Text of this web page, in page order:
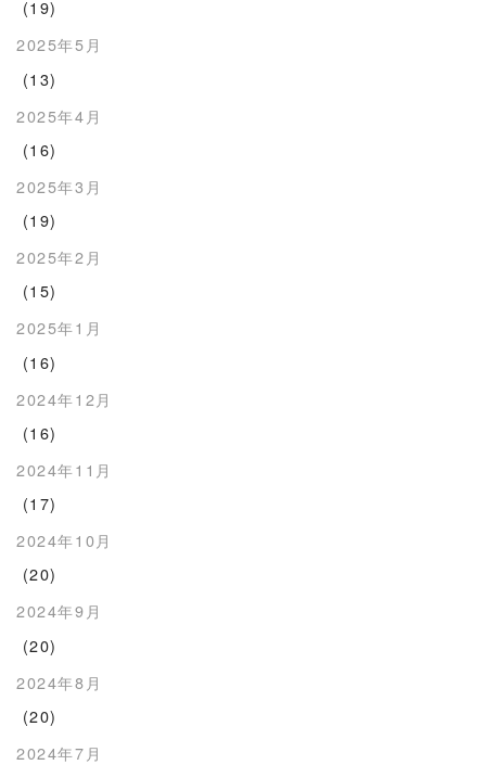
(19)
2025年5月
(13)
2025年4月
(16)
2025年3月
(19)
2025年2月
(15)
2025年1月
(16)
2024年12月
(16)
2024年11月
(17)
2024年10月
(20)
2024年9月
(20)
2024年8月
(20)
2024年7月